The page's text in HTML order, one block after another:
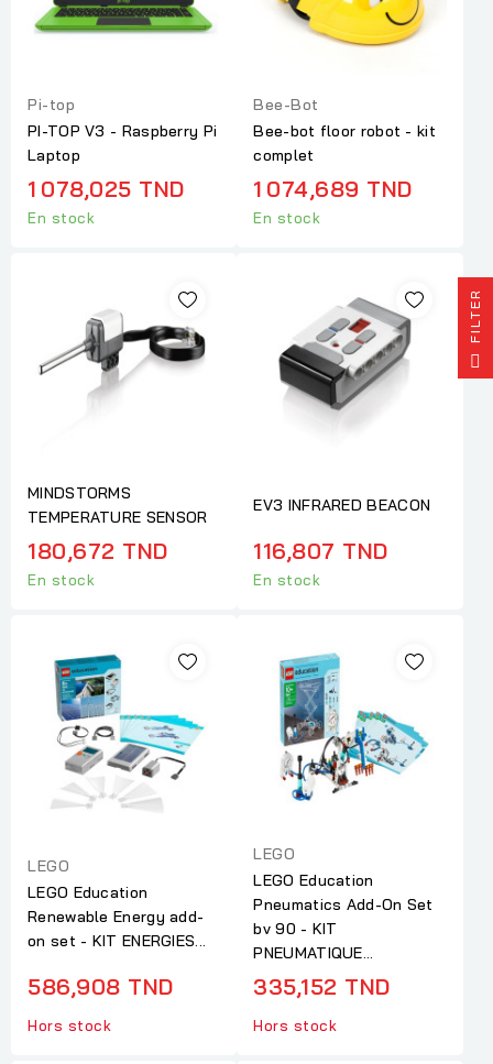
Pi-top
PI-TOP V3 - Raspberry Pi
Laptop
1 078,025 TND
En stock
Bee-Bot
Bee-bot floor robot - kit
complet
1 074,689 TND
En stock
MINDSTORMS
TEMPERATURE SENSOR
180,672 TND
En stock
EV3 INFRARED BEACON
116,807 TND
En stock
LEGO
LEGO Education
Renewable Energy add-
on set - KIT ENERGIES...
586,908 TND
Hors stock
LEGO
LEGO Education
Pneumatics Add-On Set
bv 90 - KIT
PNEUMATIQUE...
335,152 TND
Hors stock
R